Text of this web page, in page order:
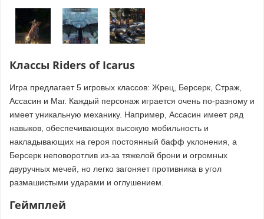
Классы Riders of Icarus
Игра предлагает 5 игровых классов: Жрец, Берсерк, Страж,
Ассасин и Маг. Каждый персонаж играется очень по-разному и
имеет уникальную механику. Например, Ассасин имеет ряд
навыков, обеспечивающих высокую мобильность и
накладывающих на героя постоянный бафф уклонения, а
Берсерк неповоротлив из-за тяжелой брони и огромных
двуручных мечей, но легко загоняет противника в угол
размашистыми ударами и оглушением.
Геймплей